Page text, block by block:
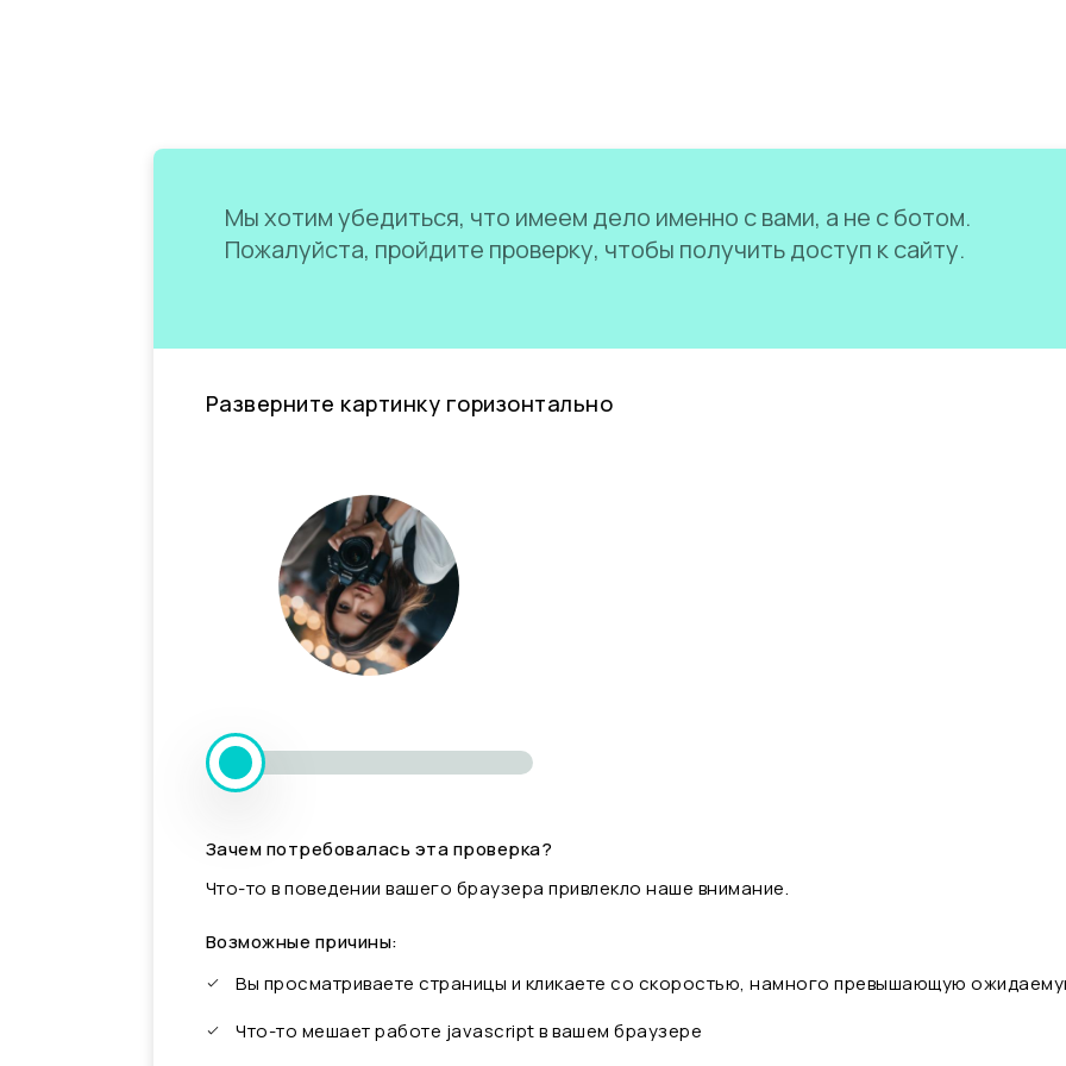
Мы хотим убедиться, что имеем дело именно с вами, а не с ботом.
Пожалуйста, пройдите проверку, чтобы получить доступ к сайту.
Разверните картинку горизонтально
Зачем потребовалась эта проверка?
Что-то в поведении вашего браузера привлекло наше внимание.
Возможные причины:
Вы просматриваете страницы и кликаете со скоростью, намного превышающую
Что-то мешает работе javascript в вашем браузере